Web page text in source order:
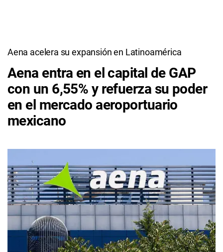
Aena acelera su expansión en Latinoamérica
Aena entra en el capital de GAP
con un 6,55% y refuerza su poder
en el mercado aeroportuario
mexicano